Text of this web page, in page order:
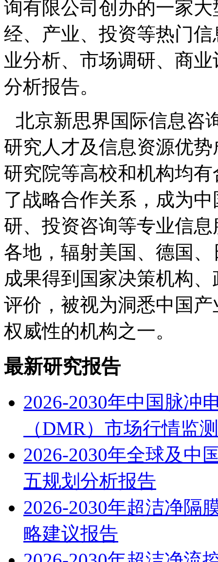
询有限公司创办的一家
经、产业、投资等热门
业分析、市场调研、商
分析报告。
北京新思界国际信息咨
研究人才及信息资源优
研究院等高校和机构均
了战略合作关系，成为
研、投资咨询等专业信
各地，辐射美国、德国
成果得到国家决策机构
评价，被视为洞悉中国
权威性的机构之一。
最新研究报告
2026-2030年中国脉冲
（DMR）市场行情监
2026-2030年全球及中
五规划分析报告
2026-2030年超洁净隔
略建议报告